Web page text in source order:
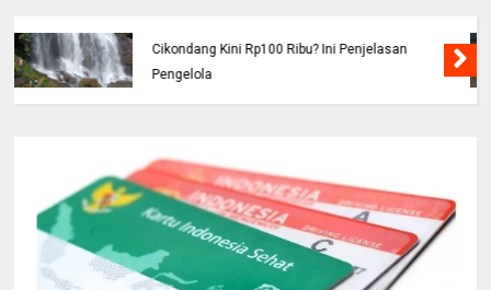
Jonggol Cianjur, Telepon 110 Berujung
Tawaran Kerja dari Polres